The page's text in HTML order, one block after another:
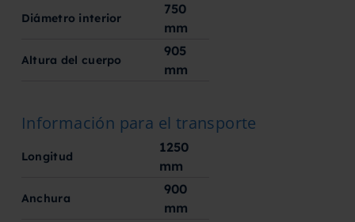
Diámetro interior
750
mm
Altura del cuerpo
905
mm
Información para el transporte
Longitud
1250
mm
Anchura
900
mm